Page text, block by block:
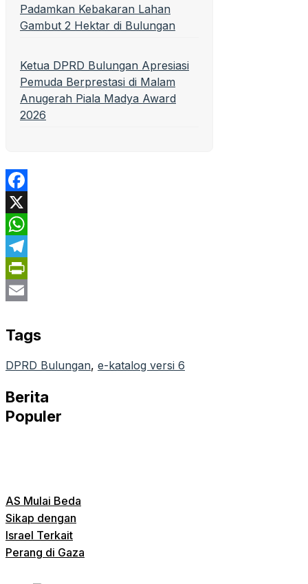
Padamkan Kebakaran Lahan
Gambut 2 Hektar di Bulungan
Ketua DPRD Bulungan Apresiasi
Pemuda Berprestasi di Malam
Anugerah Piala Madya Award
2026
Facebook
X
WhatsApp
Telegram
PrintFriendly
Tags
DPRD Bulungan, e-katalog versi 6
Berita
Populer
AS Mulai Beda
Sikap dengan
Israel Terkait
Perang di Gaza